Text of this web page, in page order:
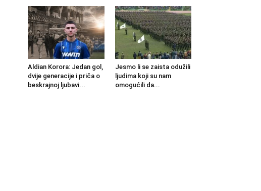
Aldian Korora: Jedan gol,
dvije generacije i priča o
beskrajnoj ljubavi...
Jesmo li se zaista odužili
ljudima koji su nam
omogućili da...